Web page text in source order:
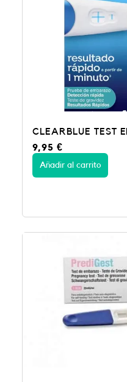
CLEARBLUE TEST
9,95 €
Añadir al carrito